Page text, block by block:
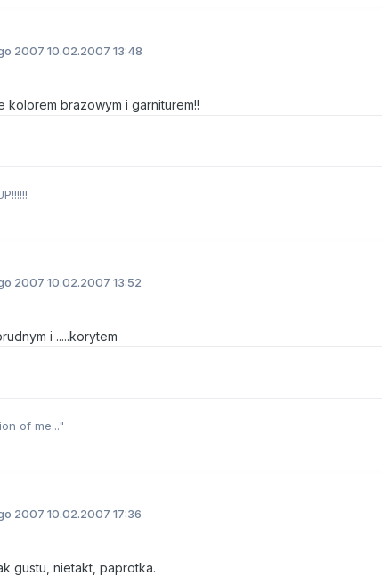
2007 10.02.2007 13:48
kolorem brazowym i garniturem!!
2007 10.02.2007 13:52
i .....korytem
of me..."
2007 10.02.2007 17:36
gustu, nietakt, paprotka.